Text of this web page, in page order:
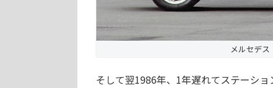
メルセデス
そして翌1986年、1年遅れてステーシ